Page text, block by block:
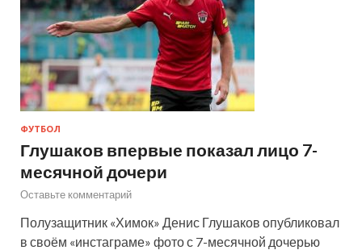
ФУТБОЛ
Глушаков впервые показал лицо 7-
месячной дочери
Оставьте комментарий
Полузащитник «Химок» Денис Глушаков опубликовал
в своём «инстаграме» фото с 7-месячной дочерью